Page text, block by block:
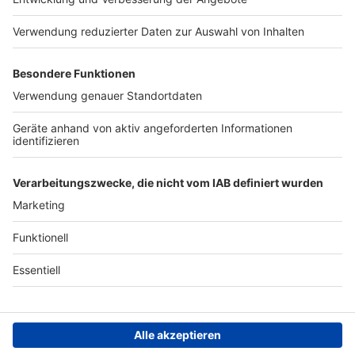
Jobs
Archiv
Teilnahme­bedingungen
Geschäfts­bedingungen
ANTENNE BAYERN GROUP
Grounding Page ROCK
ANTENNE
Kontakt
Studio-Hotline
Datenschutz­erklärung
Cookie- und Drittanbieter-
einstellungen